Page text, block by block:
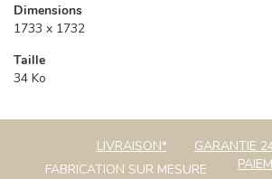
Dimensions
1733 x 1732
Taille
34 Ko
LIVRAISON*
GARANTIE
FABRICATION SUR MESURE